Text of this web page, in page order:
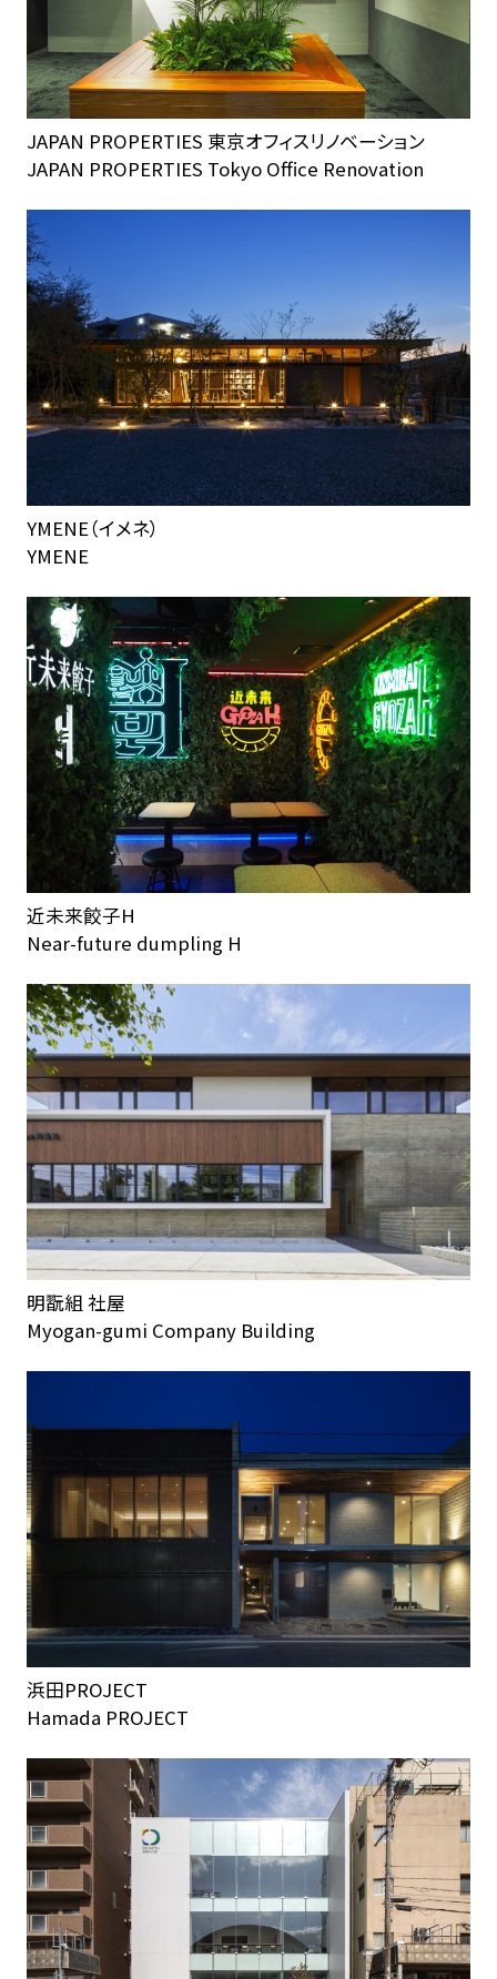
JAPAN PROPERTIES 東京オフィスリノベーション
JAPAN PROPERTIES Tokyo Office Renovation
YMENE（イメネ）
YMENE
近未来餃子H
Near-future dumpling H
明翫組 社屋
Myogan-gumi Company Building
浜田PROJECT
Hamada PROJECT